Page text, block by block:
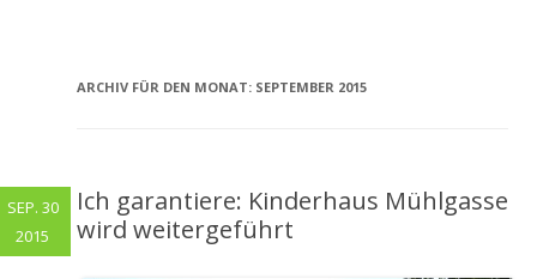
ARCHIV FÜR DEN MONAT: SEPTEMBER 2015
Ich garantiere: Kinderhaus Mühlgasse
wird weitergeführt
SEP. 30
2015